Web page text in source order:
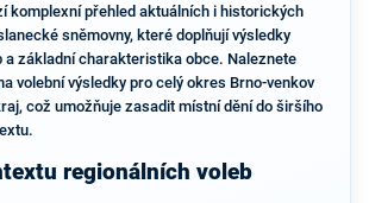
komplexní přehled aktuálních i historických
sněmovny, které doplňují výsledky
a základní charakteristika obce. Naleznete
volební výsledky pro celý okres Brno-venkov
což umožňuje zasadit místní dění do širšího
regionálních voleb